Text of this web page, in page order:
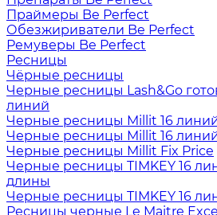
Праймеры Be Perfect
Обезжириватели Be Perfect
Ремуверы Be Perfect
Ресницы
Чёрные ресницы
Черные ресницы Lash&Go
линий
Черные ресницы Millit 16
Черные ресницы Millit 16
Черные ресницы Millit Fix Price
Черные ресницы TIMKEY 16
длины
Черные ресницы TIMKEY 16
Ресницы черные Le Maitre